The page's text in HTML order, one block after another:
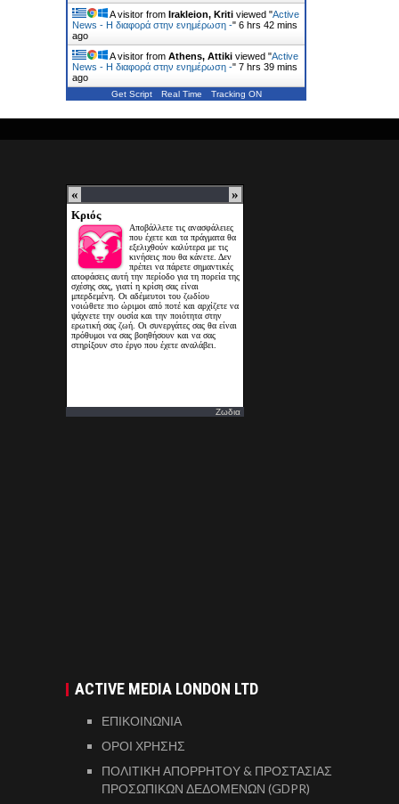
A visitor from Irakleion, Kriti viewed "Active
News - Η διαφορά στην ενημέρωση -" 6 hrs 42 mins
ago
A visitor from Athens, Attiki viewed "Active
News - Η διαφορά στην ενημέρωση -" 7 hrs 39 mins
ago
Get Script Real Time Tracking ON
Ζωδια
ACTIVE MEDIA LONDON LTD
ΕΠΙΚΟΙΝΩΝΙΑ
ΟΡΟΙ ΧΡΗΣΗΣ
ΠΟΛΙΤΙΚΗ ΑΠΟΡΡΗΤΟΥ & ΠΡΟΣΤΑΣΙΑΣ
ΠΡΟΣΩΠΙΚΩΝ ΔΕΔΟΜΕΝΩΝ (GDPR)